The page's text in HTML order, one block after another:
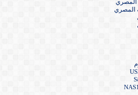
المصري
المصري